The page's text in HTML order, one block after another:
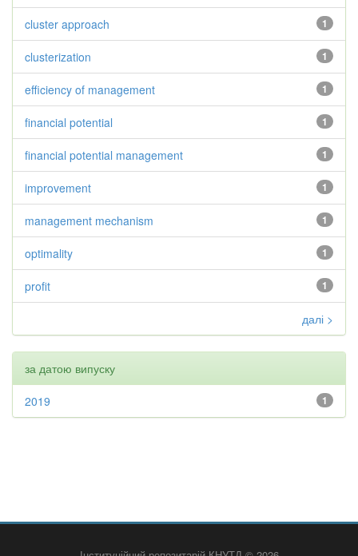
1
cluster approach
1
clusterization
1
efficiency of management
1
financial potential
1
financial potential management
1
improvement
1
management mechanism
1
optimality
1
profit
далі >
за датою випуску
1
2019